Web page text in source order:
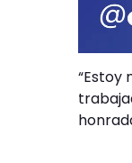
“Estoy